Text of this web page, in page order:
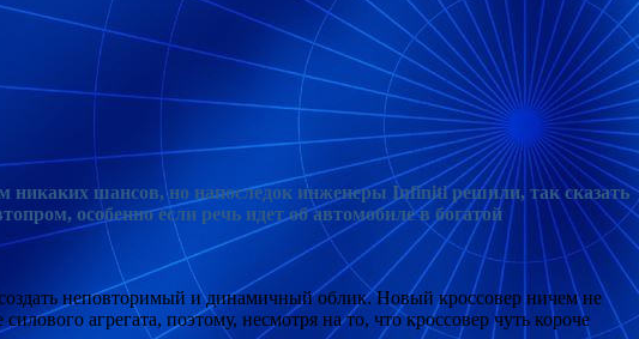
никаких шансов, но напоследок инженеры Infiniti решили, так сказать
особенно если речь идет об автомобиле в богатой
неповторимый и динамичный облик. Новый кроссовер ничем не
агрегата, поэтому, несмотря на то, что кроссовер чуть короче